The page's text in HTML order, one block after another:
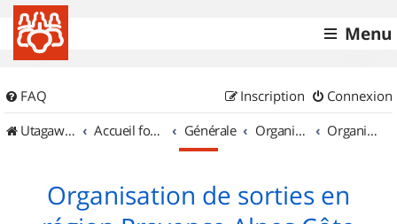
Menu
FAQ Connexion
Inscription
UtagawaVTT (Randos VTT et VTTAE avec traces GPS)
Accueil forum Générale Organisation de sorties & Recherche de partenaires Organisation de sorties en région Provence Alpes Côte d'Azur
Organisation de sorties en